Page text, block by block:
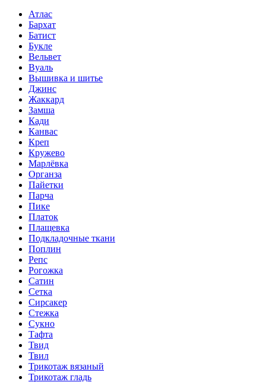
Атлас
Бархат
Батист
Букле
Вельвет
Вуаль
Вышивка и шитье
Джинс
Жаккард
Замша
Кади
Канвас
Креп
Кружево
Марлёвка
Органза
Пайетки
Парча
Пике
Платок
Плащевка
Подкладочные ткани
Поплин
Репс
Рогожка
Сатин
Сетка
Сирсакер
Стежка
Сукно
Тафта
Твид
Твил
Трикотаж вязаный
Трикотаж гладь